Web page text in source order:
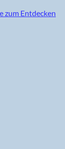
zum Entdecken